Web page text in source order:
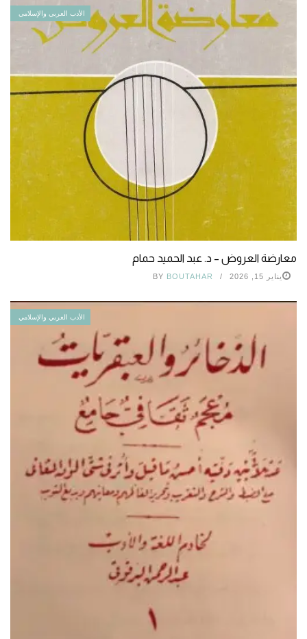
الأدب العربي والإسلامي
معارضة العروض – د. عبد الحميد حمام
يناير 15, 2026 BY BOUTAHAR
الأدب العربي والإسلامي